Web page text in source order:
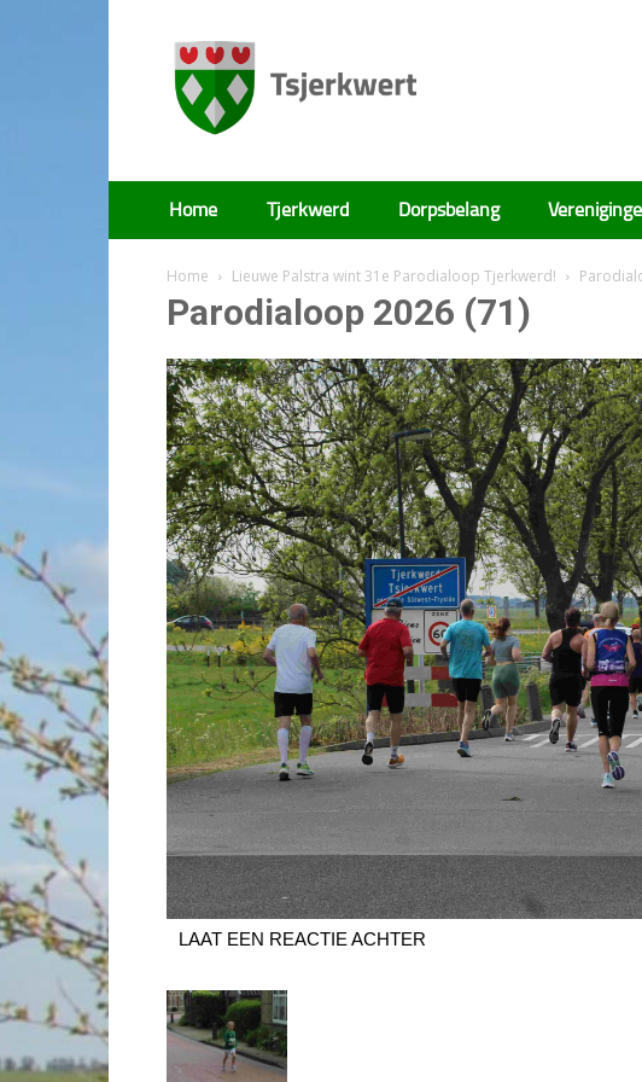
Tsjerkwert
Home Tjerkwerd Dorpsbelang
Home Lieuwe Palstra wint 31e Parodialoop Tjerkwerd!
Parodialoop 2026 (71)
LAAT EEN REACTIE ACHTER